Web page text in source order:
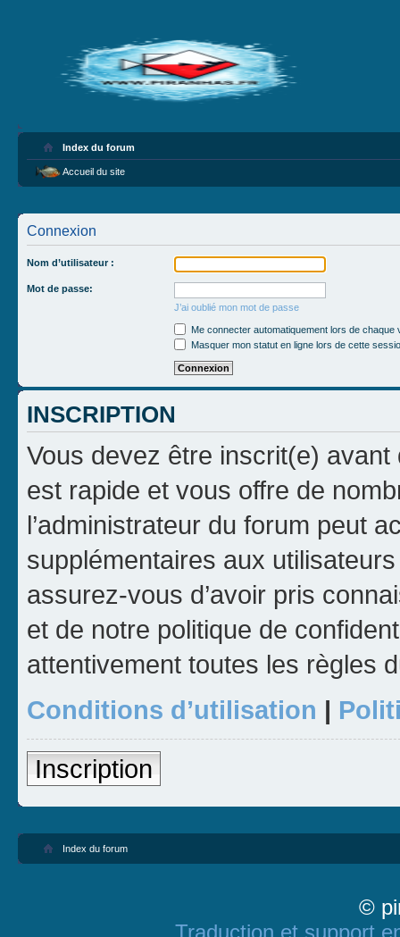
Index du forum
Accueil du site
Connexion
Nom d’utilisateur :
Mot de passe:
J’ai oublié mon mot de passe
Me connecter automatiquement lors de chaque
Masquer mon statut en ligne lors de cette
INSCRIPTION
Vous devez être inscrit(e) avant
est rapide et vous offre de
l’administrateur du forum peut
supplémentaires aux
assurez-vous d’avoir pris
et de notre politique de
attentivement toutes les règles
Conditions d’utilisation |
Inscription
Index du forum
©
Traduction et support